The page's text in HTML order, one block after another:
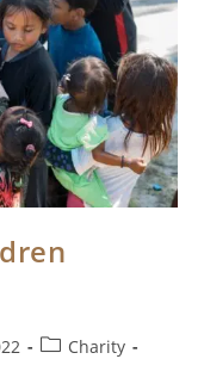
PostCharity